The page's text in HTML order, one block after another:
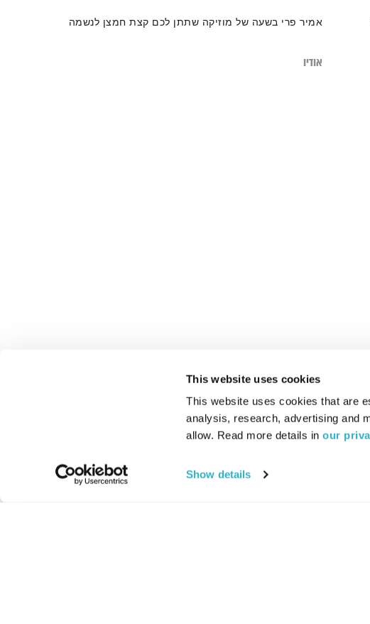
This website uses cookies
This website uses cookies that are
analysis, research, advertising and
allow. Read more details in our
Show details
אמיר פרי בשעה של מוזיקה שתתן לכם קצת חמצן לנשמה
אודיו